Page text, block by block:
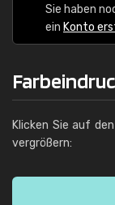
Sie haben
ein Konto
Klicken Sie auf
vergrößern: